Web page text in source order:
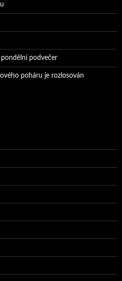
podvečer
poháru je rozlosován